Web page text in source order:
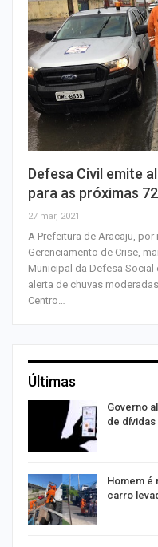
Defesa Civil emite
para as próximas
27 mar, 2021
A Prefeitura de Aracaju,
Gerenciamento de Crise,
Municipal da Defesa Social
alerta de chuvas
Centro…
Últimas
Governo
de
Homem é
carro